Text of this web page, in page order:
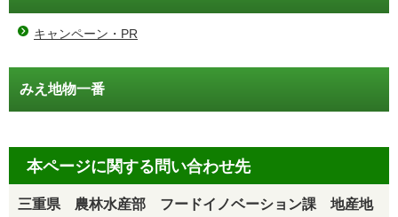
キャンペーン・PR
みえ地物一番
本ページに関する問い合わせ先
三重県 農林水産部 フードイノベーション課 地産地